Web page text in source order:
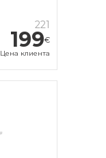
221
199€
Цена клиента